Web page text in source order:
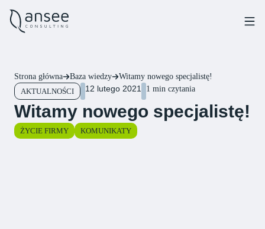
Strona główna Baza wiedzy
Witamy nowego specjalistę!
AKTUALNOŚCI
12 lutego 2021 1 min czytania
Witamy nowego specjalistę!
ŻYCIE FIRMY KOMUNIKATY